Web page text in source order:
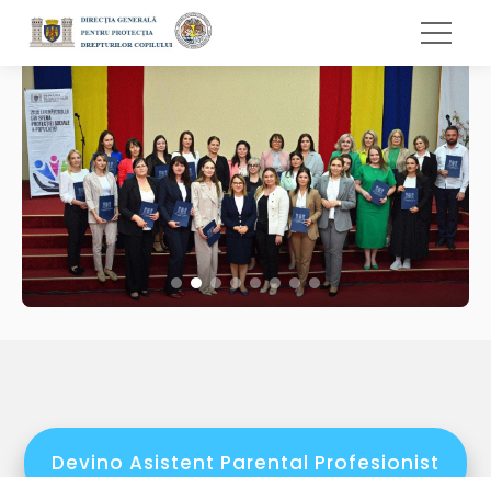
Devino Asistent Parental Profesionist